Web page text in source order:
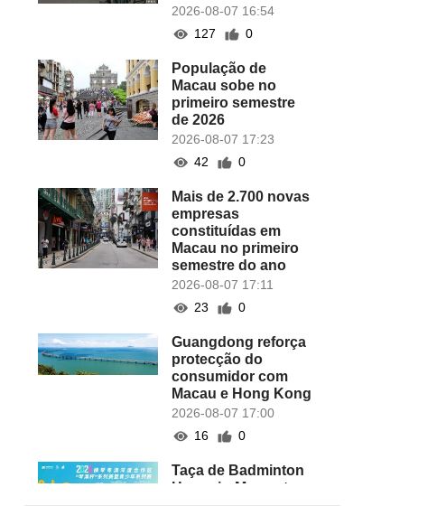
2026-08-07 16:54
127
0
População de
Macau sobe no
primeiro semestre
de 2026
2026-08-07 17:23
42
0
Mais de 2.700 novas
empresas
constituídas em
Macau no primeiro
semestre do ano
2026-08-07 17:11
23
0
Guangdong reforça
protecção do
consumidor com
Macau e Hong Kong
2026-08-07 17:00
16
0
Taça de Badminton
Hengqin-Macau tem